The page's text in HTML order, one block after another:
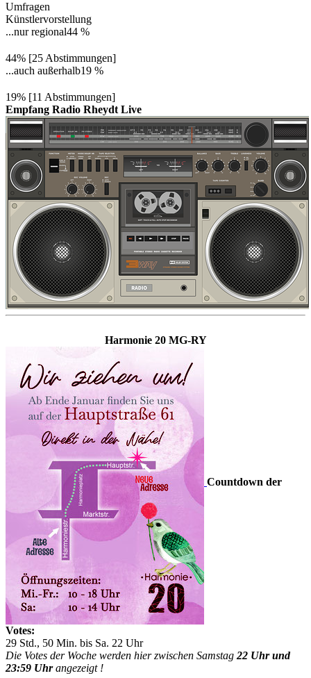
Umfragen
Künstlervorstellung
...nur regional44 %
44% [25 Abstimmungen]
...auch außerhalb19 %
19% [11 Abstimmungen]
Empfang Radio Rheydt Live
Harmonie 20 MG-RY
Countdown der
Votes:
29 Std., 50 Min. bis Sa. 22 Uhr
Die Votes der Woche werden hier zwischen Samstag 22 Uhr und
23:59 Uhrangezeigt !